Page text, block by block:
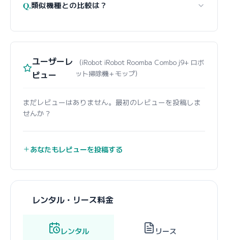
Q.類似機種との比較は？
ユーザーレ
ビュー
（iRobot iRobot Roomba Combo j9+ ロボ
ット掃除機＋モップ）
まだレビューはありません。最初のレビューを投稿しま
せんか？
あなたもレビューを投稿する
レンタル・リース料金
レンタル リース